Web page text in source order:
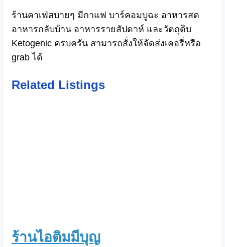
ร้านคาเฟ่สบายๆ มีกาแฟ บาร์คอมบูฉะ อาหารสด
อาหารกลับบ้าน อาหารรายสัปดาห์ และวัตถุดิบ
Ketogenic ครบครัน สามารถสั่งให้จัดส่งเคอรี่หรือ
grab ได้
Related Listings
ร้านไอติมมีบุญ